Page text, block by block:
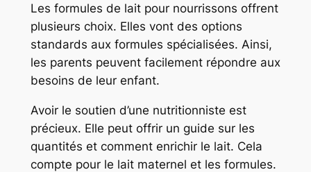
Les formules de lait pour nourrissons offrent
plusieurs choix. Elles vont des options
standards aux formules spécialisées. Ainsi,
les parents peuvent facilement répondre aux
besoins de leur enfant.
Avoir le soutien d’une nutritionniste est
précieux. Elle peut offrir un guide sur les
quantités et comment enrichir le lait. Cela
compte pour le lait maternel et les formules.